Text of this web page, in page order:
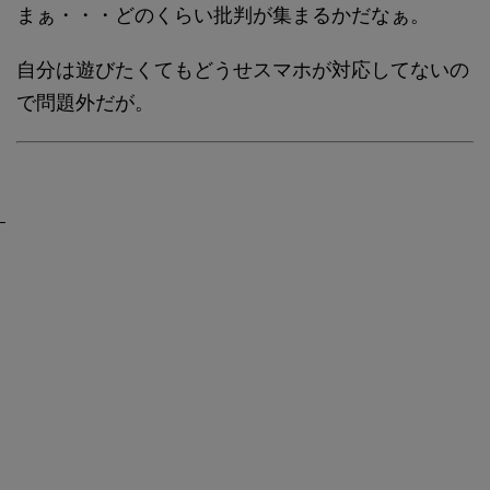
まぁ・・・どのくらい批判が集まるかだなぁ。
自分は遊びたくてもどうせスマホが対応してないの
で問題外だが。